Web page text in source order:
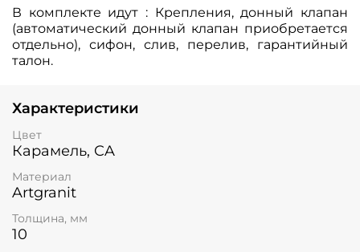
В комплекте идут : Крепления, донный клапан
(автоматический донный клапан приобретается
отдельно), сифон, слив, перелив, гарантийный
талон.
Характеристики
Цвет
Карамель, CA
Материал
Artgranit
Толщина, мм
10